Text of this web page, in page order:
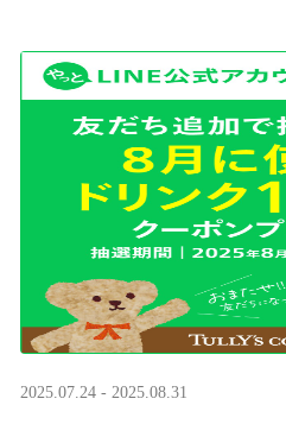
8/8（金）0:00～8/31 ···
2025.07.24 - 2025.08.31